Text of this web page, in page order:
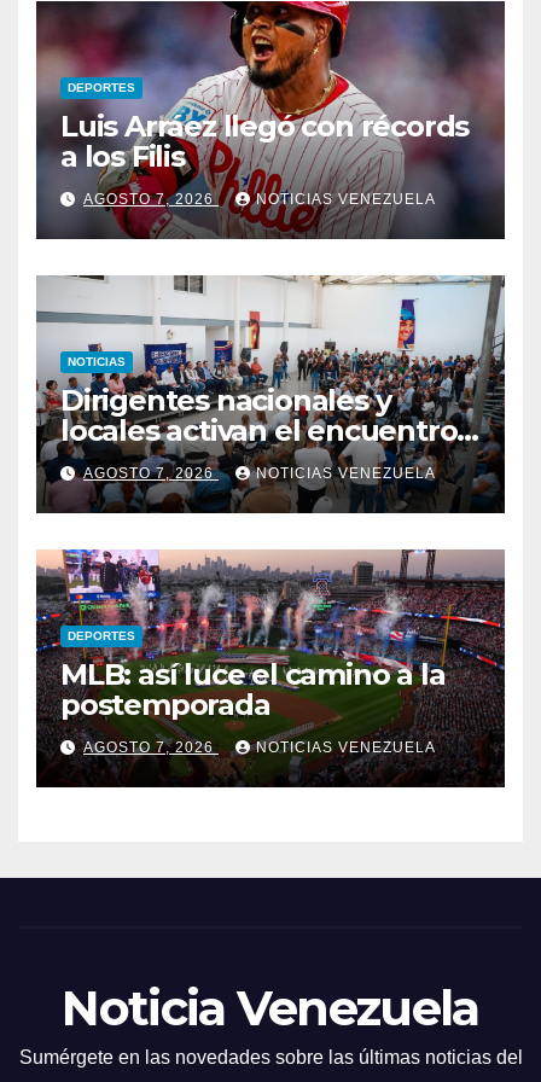
DEPORTES
Luis Arráez llegó con récords
a los Filis
AGOSTO 7, 2026 NOTICIAS VENEZUELA
NOTICIAS
Dirigentes nacionales y
locales activan el encuentro
«Repensando a Venezuela»
para impulsar propuestas
desde las comunidades
AGOSTO 7, 2026 NOTICIAS VENEZUELA
DEPORTES
MLB: así luce el camino a la
postemporada
AGOSTO 7, 2026 NOTICIAS VENEZUELA
Noticia Venezuela
Sumérgete en las novedades sobre las últimas noticias del